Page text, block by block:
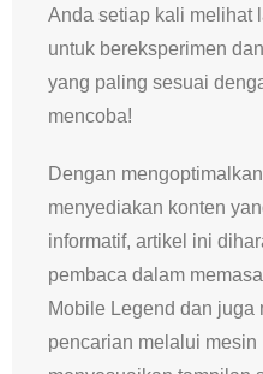
Anda setiap kali melihat
untuk bereksperimen
yang paling sesuai
mencoba!
Dengan
menyediakan konten
informatif, artikel ini
pembaca dalam
Mobile Legend dan juga
pencarian melalui